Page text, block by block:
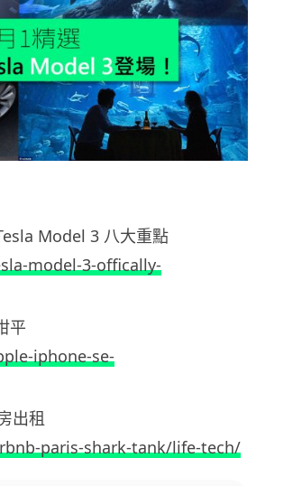
Model 3 八大重點
model-3-offically-
平
iphone-se-
出租
paris-shark-tank/life-tech/